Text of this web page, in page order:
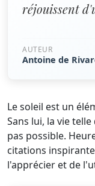
réjouissent
AUTEUR
Antoine de
Le soleil est un
Sans lui, la vie
pas possible.
citations
l'apprécier et de